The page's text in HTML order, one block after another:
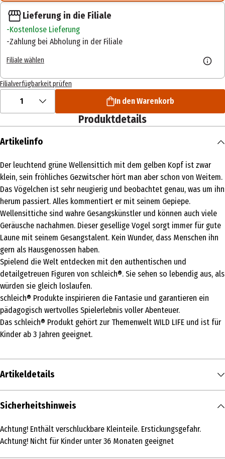
Lieferung in die Filiale
Kostenlose Lieferung
Zahlung bei Abholung in der Filiale
Filiale wählen
Filialverfügbarkeit prüfen
1 In den Warenkorb
Produktdetails
Artikelinfo
Der leuchtend grüne Wellensittich mit dem gelben Kopf ist zwar
klein, sein fröhliches Gezwitscher hört man aber schon von Weitem.
Das Vögelchen ist sehr neugierig und beobachtet genau, was um ihn
herum passiert. Alles kommentiert er mit seinem Gepiepe.
Wellensittiche sind wahre Gesangskünstler und können auch viele
Geräusche nachahmen. Dieser gesellige Vogel sorgt immer für gute
Laune mit seinem Gesangstalent. Kein Wunder, dass Menschen ihn
gern als Hausgenossen haben.
Spielend die Welt entdecken mit den authentischen und
detailgetreuen Figuren von schleich®. Sie sehen so lebendig aus, als
würden sie gleich loslaufen.
schleich® Produkte inspirieren die Fantasie und garantieren ein
pädagogisch wertvolles Spielerlebnis voller Abenteuer.
Das schleich® Produkt gehört zur Themenwelt WILD LIFE und ist für
Kinder ab 3 Jahren geeignet.
Artikeldetails
Inhalt
Produkttyp
Sicherheitshinweis
Achtung! Enthält verschluckbare Kleinteile. Erstickungsgefahr.
Achtung! Nicht für Kinder unter 36 Monaten geeignet